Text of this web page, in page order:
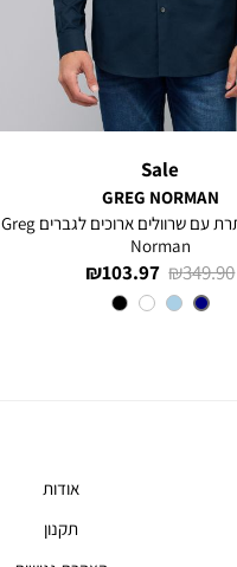
Sale
GREG NORMAN
חולצה מכופתרת עם שרוולים ארוכים לגברים Greg
Norman
מחיר
מוצר
103.97 ₪
מחיר
רגיל
349.90 ₪
צבע
NAVY
אודות
תקנון